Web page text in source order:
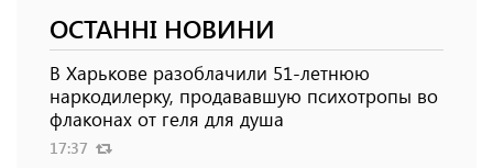
ОСТАННІ НОВИНИ
В Харькове разоблачили 51-летнюю
наркодилерку, продававшую психотропы во
флаконах от геля для душа
17:37